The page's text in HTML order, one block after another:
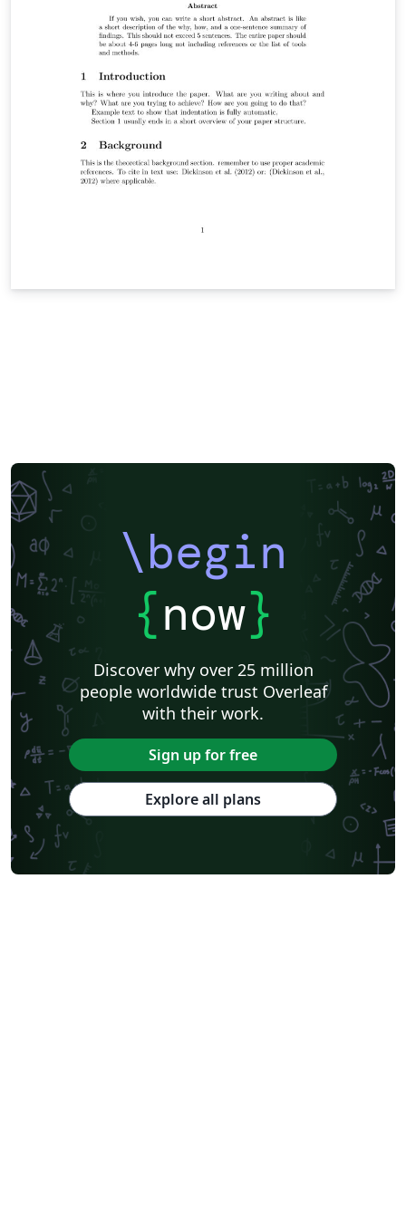
\begin
{now}
Discover why over 25 million
people worldwide trust Overleaf
with their work.
Sign up for free
Explore all plans